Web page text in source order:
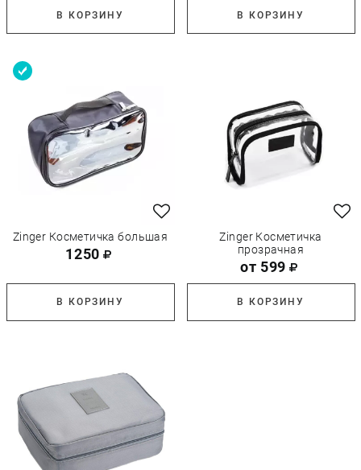
В КОРЗИНУ В КОРЗИНУ
Zinger Косметичка большая
1250
В КОРЗИНУ
Zinger Косметичка
прозрачная
от 599
В КОРЗИНУ